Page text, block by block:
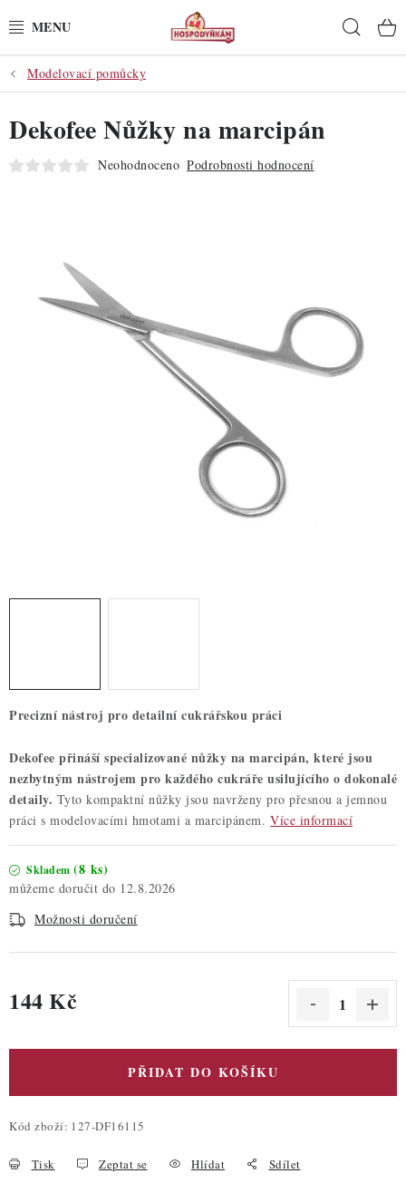
na
POTŘEBY
POMŮCKY
SUROVINY
PRO OSLAVY
DO KUCHYNĚ
NOVÉ ZBOŽÍ
Nepřevzetí zásilky na dobírku
Hodnocení obchodu
Blog
Moje objednávka
Podmínky ochrany osobních údajů
Modelovací pomůcky
Precizní nástroj pro detailní cukrářskou práci
Dekofee přináší specializované nůžky na marcipán, které jsou
nezbytným nástrojem pro každého cukráře usilujícího o dokonalé
detaily. Tyto kompaktní nůžky jsou navrženy pro přesnou a jemnou
práci s modelovacími hmotami a marcipánem. Více informací
Skladem (8 ks)
12.8.2026
Možnosti doručení
144 Kč
PŘIDAT DO KOŠÍKU
Kód zboží: 127-DF16115
Tisk Zeptat se Hlídat Sdílet
Dekofee Nůžky na marcipán
Neohodnoceno Podrobnosti hodnocení